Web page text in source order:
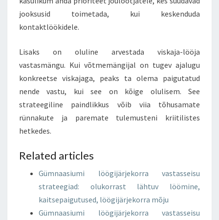
jooksusid toimetada, kui keskenduda
kontaktlöökidele.
Lisaks on oluline arvestada viskaja-lööja
vastasmängu. Kui võtmemängijal on tugev ajalugu
konkreetse viskajaga, peaks ta olema paigutatud
nende vastu, kui see on kõige olulisem. See
strateegiline paindlikkus võib viia tõhusamate
rünnakute ja paremate tulemusteni kriitilistes
hetkedes.
Related articles
Gümnaasiumi löögijärjekorra vastasseisu
strateegiad: olukorrast lähtuv löömine,
kaitsepaigutused, löögijärjekorra mõju
Gümnaasiumi löögijärjekorra vastasseisu